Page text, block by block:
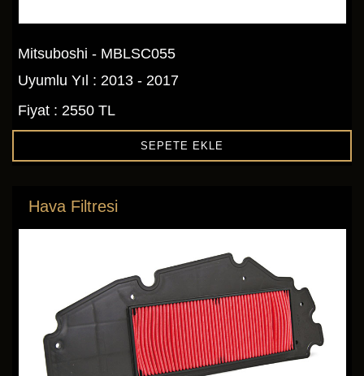
Mitsuboshi - MBLSC055
Uyumlu Yıl : 2013 - 2017
Fiyat : 2550 TL
SEPETE EKLE
Hava Filtresi